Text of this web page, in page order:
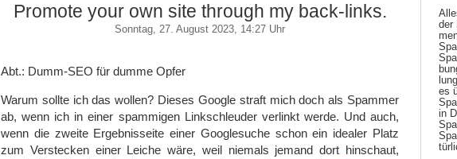
Promote your own site through my back-links.
Sonntag, 27. August 2023, 14:27 Uhr
Abt.: Dumm-SEO für dumme Opfer
Warum sollte ich das wollen? Dieses Google straft mich doch als Spammer
ab, wenn ich in einer spammigen Linkschleuder verlinkt werde. Und auch,
wenn die zweite Ergebnisseite einer Googlesuche schon ein idealer Platz
zum Verstecken einer Leiche wäre, weil niemals jemand dort hinschaut,
der
es
in